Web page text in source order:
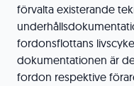
förvalta existerande
fordonsflottans
dokumentationen är
fordon respektive